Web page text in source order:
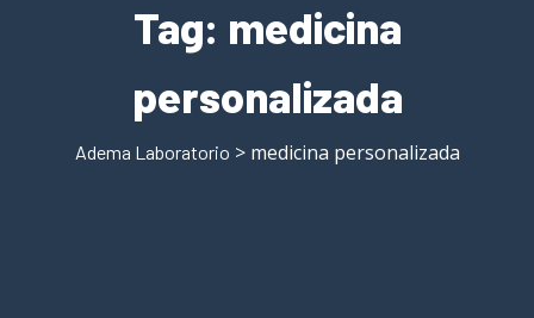
Tag: medicina
personalizada
Adema Laboratorio > medicina personalizada